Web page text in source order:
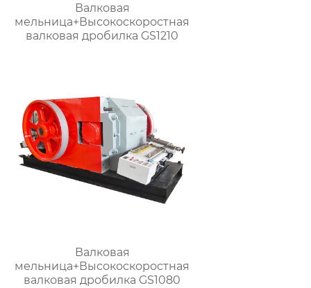
Валковая
мельница+Высокоскоростная
валковая дробилка GS1210
Валковая
мельница+Высокоскоростная
валковая дробилка GS1080